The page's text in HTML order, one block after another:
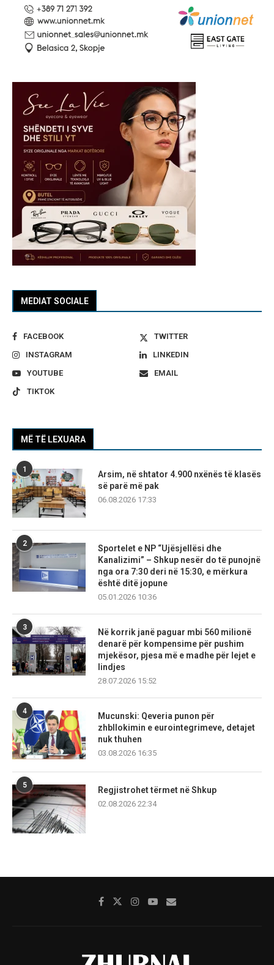
MEDIAT SOCIALE
FACEBOOK
TWITTER
INSTAGRAM
LINKEDIN
YOUTUBE
EMAIL
TIKTOK
MË TË LEXUARA
1
Arsim, në shtator 4.900 nxënës të klasës
së parë më pak
06.08.2026 17:33
2
Sportelet e NP “Ujësjellësi dhe
Kanalizimi” – Shkup nesër do të punojnë
nga ora 7:30 deri në 15:30, e mërkura
është ditë jopune
05.01.2026 10:36
3
Në korrik janë paguar mbi 560 milionë
denarë për kompensime për pushim
mjekësor, pjesa më e madhe për lejet e
lindjes
28.07.2026 15:52
4
Mucunski: Qeveria punon për
zhbllokimin e eurointegrimeve, detajet
nuk thuhen
03.08.2026 16:35
5
Regjistrohet tërmet në Shkup
02.08.2026 22:34